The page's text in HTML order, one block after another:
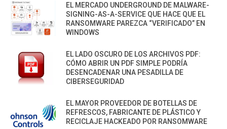
EL MERCADO UNDERGROUND DE MALWARE-
SIGNING-AS-A-SERVICE QUE HACE QUE EL
RANSOMWARE PAREZCA “VERIFICADO” EN
WINDOWS
EL LADO OSCURO DE LOS ARCHIVOS PDF:
CÓMO ABRIR UN PDF SIMPLE PODRÍA
DESENCADENAR UNA PESADILLA DE
CIBERSEGURIDAD
EL MAYOR PROVEEDOR DE BOTELLAS DE
REFRESCOS, FABRICANTE DE PLÁSTICO Y
RECICLAJE HACKEADO POR RANSOMWARE